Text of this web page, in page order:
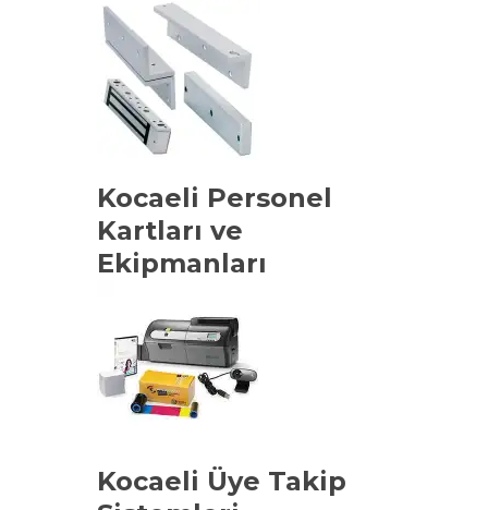
Kocaeli Personel
Kartları ve
Ekipmanları
Kocaeli Üye Takip